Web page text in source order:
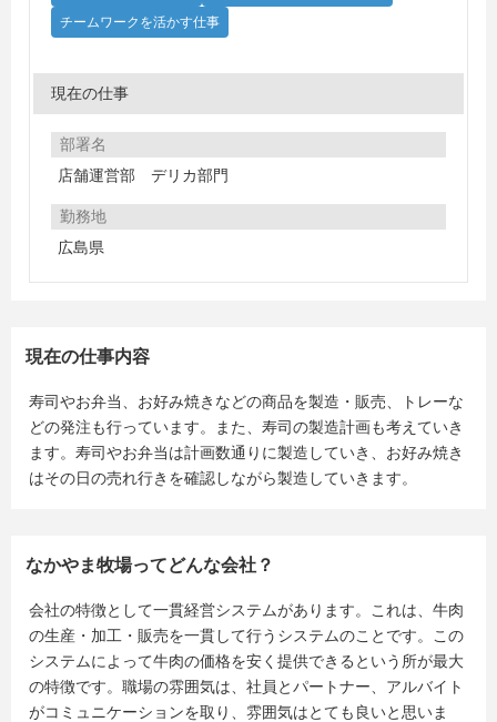
チームワークを活かす仕事
現在の仕事
部署名
店舗運営部 デリカ部門
勤務地
広島県
現在の仕事内容
寿司やお弁当、お好み焼きなどの商品を製造・販売、トレーな
どの発注も行っています。また、寿司の製造計画も考えていき
ます。寿司やお弁当は計画数通りに製造していき、お好み焼き
はその日の売れ行きを確認しながら製造していきます。
なかやま牧場ってどんな会社？
会社の特徴として一貫経営システムがあります。これは、牛肉
の生産・加工・販売を一貫して行うシステムのことです。この
システムによって牛肉の価格を安く提供できるという所が最大
の特徴です。職場の雰囲気は、社員とパートナー、アルバイト
がコミュニケーションを取り、雰囲気はとても良いと思いま